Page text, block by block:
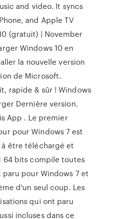
and video. It syncs
and Apple TV
(gratuit) | November
Windows 10 en
la nouvelle version
de Microsoft.
rapide & sûr ! Windows
Dernière version.
App . Le premier
pour Windows 7 est
être téléchargé et
64 bits compile toutes
pour Windows 7 et
d'un seul coup. Les
qui ont paru
incluses dans ce